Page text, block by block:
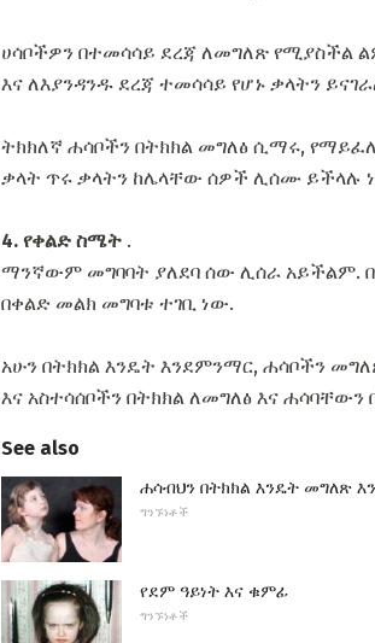
ሀሳቦችዎን በተመሳሳይ ደረጃ ለመግለጽ የሚያስችል
እና ለእያንዳንዱ ደረጃ ተመሳሳይ የሆኑ ቃላትን
ትክክለኛ ሐሳቦችን በትክክል መግለፅ ሲማሩ,
ቃላት ጥሩ ቃላትን ከሌላቸው ሰዎች ሊሰሙ ይችላሉ
4. የቀልድ ስሜት .
ማንኛውም መግባባት ያለደባ ሰው ሊሰራ አይችልም.
በቀልድ መልክ መግባቱ ተገቢ ነው.
አሁን በትክክል እንዴት እንደምንማር, ሐሳቦችን
እና አስተሳሰቦችን በትክክል ለመግለፅ እና
See also
ሐሳብህን በትክክል እንዴት መግለጽ
ግንኙነቶች
የደም ዓይነት እና ቁምፊ
ግንኙነቶች